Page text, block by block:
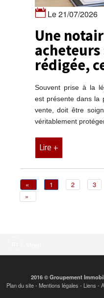
Le 21/07/2026
Une
acheteurs
rédigée,
Souvent prise à la
est présente dans la
vente, doit être
véritablement
Lire +
« 1 2 3
»
2016 © Groupement
Plan du site- Mentions légales - Liens -